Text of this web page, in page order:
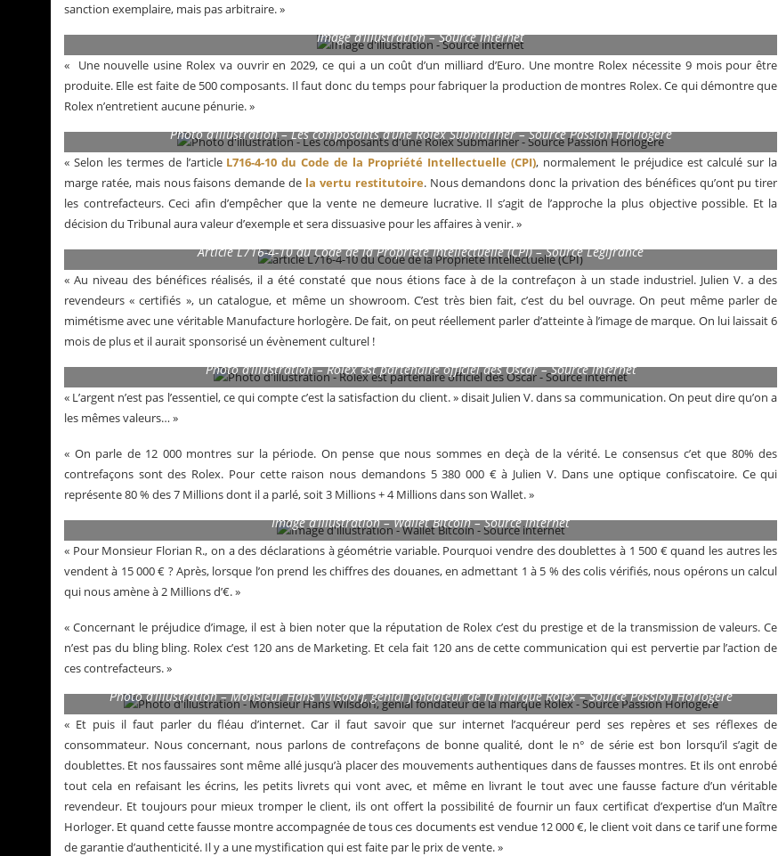
sanction exemplaire, mais pas arbitraire. »
Image d’illustration – Source internet
« Une nouvelle usine Rolex va ouvrir en 2029, ce qui a un coût d’un milliard d’Euro. Une montre Rolex nécessite 9 mois pour être
produite. Elle est faite de 500 composants. Il faut donc du temps pour fabriquer la production de montres Rolex. Ce qui démontre que
Rolex n’entretient aucune pénurie. »
Photo d’illustration – Les composants d’une Rolex Submariner – Source Passion Horlogère
« Selon les termes de l’article L716-4-10 du Code de la Propriété Intellectuelle (CPI), normalement le préjudice est calculé sur la
marge ratée, mais nous faisons demande de la vertu restitutoire. Nous demandons donc la privation des bénéfices qu’ont pu tirer
les contrefacteurs. Ceci afin d’empêcher que la vente ne demeure lucrative. Il s’agit de l’approche la plus objective possible. Et la
décision du Tribunal aura valeur d’exemple et sera dissuasive pour les affaires à venir. »
Article L716-4-10 du Code de la Propriété Intellectuelle (CPI) – Source Legifrance
« Au niveau des bénéfices réalisés, il a été constaté que nous étions face à de la contrefaçon à un stade industriel. Julien V. a des
revendeurs « certifiés », un catalogue, et même un showroom. C’est très bien fait, c’est du bel ouvrage. On peut même parler de
mimétisme avec une véritable Manufacture horlogère. De fait, on peut réellement parler d’atteinte à l’image de marque. On lui laissait 6
mois de plus et il aurait sponsorisé un évènement culturel !
Photo d’illustration – Rolex est partenaire officiel des Oscar – Source internet
« L’argent n’est pas l’essentiel, ce qui compte c’est la satisfaction du client. » disait Julien V. dans sa communication. On peut dire qu’on a
les mêmes valeurs… »
« On parle de 12 000 montres sur la période. On pense que nous sommes en deçà de la vérité. Le consensus c’et que 80% des
contrefaçons sont des Rolex. Pour cette raison nous demandons 5 380 000 € à Julien V. Dans une optique confiscatoire. Ce qui
représente 80 % des 7 Millions dont il a parlé, soit 3 Millions + 4 Millions dans son Wallet. »
Image d’illustration – Wallet Bitcoin – Source internet
« Pour Monsieur Florian R., on a des déclarations à géométrie variable. Pourquoi vendre des doublettes à 1 500 € quand les autres les
vendent à 15 000 € ? Après, lorsque l’on prend les chiffres des douanes, en admettant 1 à 5 % des colis vérifiés, nous opérons un calcul
qui nous amène à 2 Millions d’€. »
« Concernant le préjudice d’image, il est à bien noter que la réputation de Rolex c’est du prestige et de la transmission de valeurs. Ce
n’est pas du bling bling. Rolex c’est 120 ans de Marketing. Et cela fait 120 ans de cette communication qui est pervertie par l’action de
ces contrefacteurs. »
Photo d’illustration – Monsieur Hans Wilsdorf, génial fondateur de la marque Rolex – Source Passion Horlogère
« Et puis il faut parler du fléau d’internet. Car il faut savoir que sur internet l’acquéreur perd ses repères et ses réflexes de
consommateur. Nous concernant, nous parlons de contrefaçons de bonne qualité, dont le n° de série est bon lorsqu’il s’agit de
doublettes. Et nos faussaires sont même allé jusqu’à placer des mouvements authentiques dans de fausses montres. Et ils ont enrobé
tout cela en refaisant les écrins, les petits livrets qui vont avec, et même en livrant le tout avec une fausse facture d’un véritable
revendeur. Et toujours pour mieux tromper le client, ils ont offert la possibilité de fournir un faux certificat d’expertise d’un Maître
Horloger. Et quand cette fausse montre accompagnée de tous ces documents est vendue 12 000 €, le client voit dans ce tarif une forme
de garantie d’authenticité. Il y a une mystification qui est faite par le prix de vente. »